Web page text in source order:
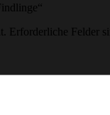
Erforderliche Felder